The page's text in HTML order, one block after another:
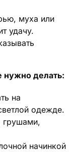
муха или
удачу.
нужно делать:
на
одежде.
грушами,
начинкой